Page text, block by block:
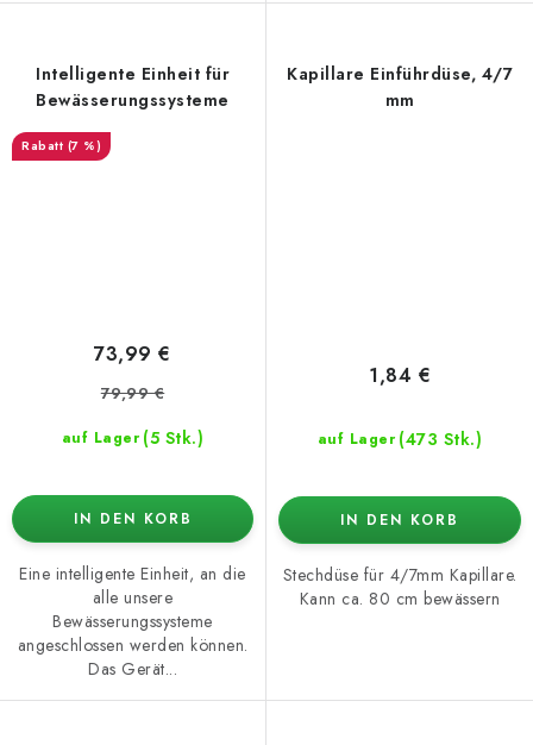
Intelligente Einheit für
Bewässerungssysteme
(7 %)
auf Lager (5 Stk.)
73,99 €
79,99 €
IN DEN KORB
Eine intelligente Einheit, an die
alle unsere
Bewässerungssysteme
angeschlossen werden können.
Das Gerät...
Kapillare Einführdüse, 4/7
mm
auf Lager (473 Stk.)
1,84 €
IN DEN KORB
Stechdüse für 4/7mm Kapillare.
Kann ca. 80 cm bewässern